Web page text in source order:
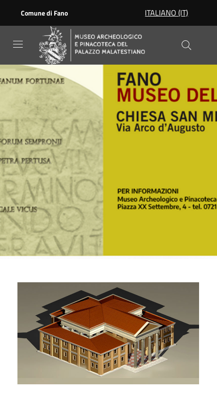
Comune di Fano ITALIANO (IT)